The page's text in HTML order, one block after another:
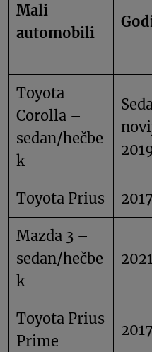
Mali
automobili
Toyota
Corolla –
sedan/hečbe
k
Toyota Prius
Mazda 3 –
sedan/hečbe
k
Toyota Prius
Prime